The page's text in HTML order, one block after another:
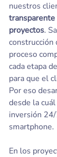
nuestros
proyectos.
construcción
proceso
cada etapa
para que el
Por eso
desde la
inversión
smartphone.
En los